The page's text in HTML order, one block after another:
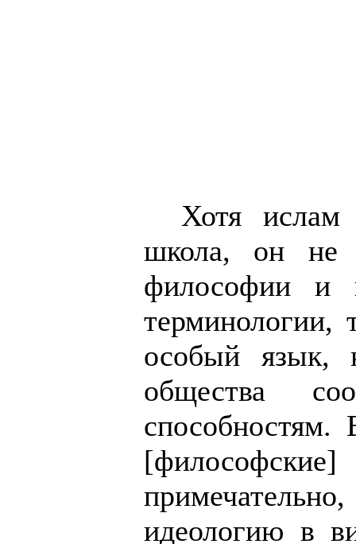
Хотя
школа, он не
философии и
терминологии,
особый язык,
общества
способностям.
идеологию в